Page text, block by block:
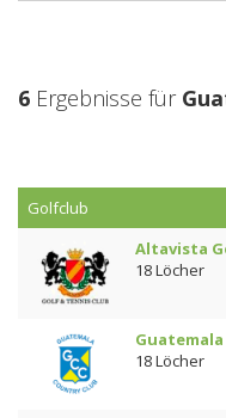
6 Ergebnisse für
Golfclub
Altavista
18 Löcher
18 Löcher